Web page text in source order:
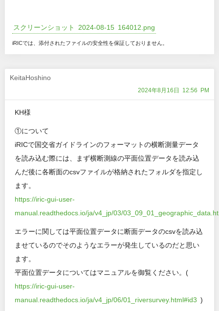
スクリーンショット 2024-08-15 164012.png
iRICでは、添付されたファイルの安全性を保証しておりません。
KeitaHoshino
2024年8月16日 12:56 PM
KH様
①について
iRICで国交省ガイドラインのフォーマットの横断測量データ
を読み込む際には、まず横断測線の平面位置データを読み込
んだ後に各断面のcsvファイルが格納されたフォルダを指定し
ます。
https://iric-gui-user-
manual.readthedocs.io/ja/v4_jp/03/
エラーに関しては平面位置データに断面データのcsvを読み込
ませているのでそのようなエラーが発生しているのだと思い
ます。
平面位置データについてはマニュアルを御覧ください。(
https://iric-gui-user-
manual.readthedocs.io/ja/v4_jp/06/01_riversurvey.html#id3 )